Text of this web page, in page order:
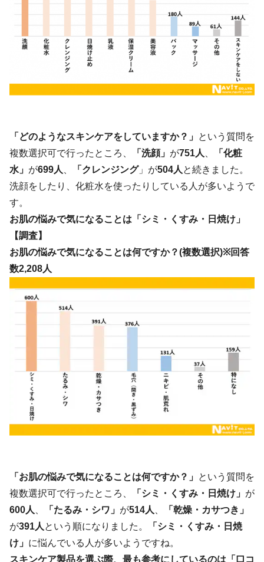
「どのようなスキンケアをしていますか？」 という質問を
複数選択可で行ったところ、
「洗顔」 が751人
「化粧
水」 が699人 「クレンジング」が504人 と続きました。
洗顔をしたり、化粧水を使ったりしている人が多いようで
す。
お肌の悩みで気になることは「シミ・くすみ・日焼け」
【調査】
お肌の悩みで気になることは何ですか？(複数選択)※回答
数2,208人
「お肌の悩みで気になることは何ですか？」 という質問を
複数選択可で行ったところ、
「シミ・くすみ・日焼け」 が
600人
「たるみ・シワ」 が514人
「乾燥・カサつき」
が391人 という順になりました。
「シミ・くすみ・日焼
け」 に悩んでいる人が多いようですね。
スキンケア製品を選ぶ際、最も参考にしているのは「口コ